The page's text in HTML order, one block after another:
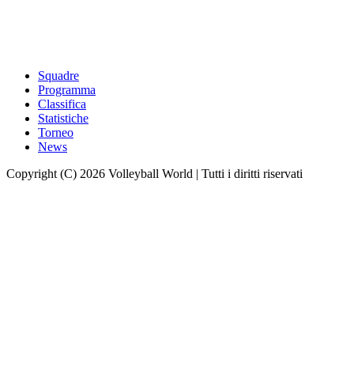
Squadre
Programma
Classifica
Statistiche
Torneo
News
Copyright (C) 2026 Volleyball World | Tutti i diritti riservati